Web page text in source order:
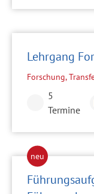
Lehrgang
Forschung,
5
Termine